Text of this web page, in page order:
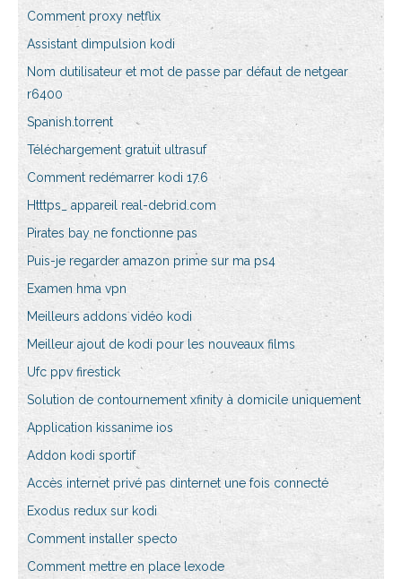
Comment proxy netflix
Assistant dimpulsion kodi
Nom dutilisateur et mot de passe par défaut de netgear
r6400
Spanish.torrent
Téléchargement gratuit ultrasuf
Comment redémarrer kodi 17.6
Htttps_ appareil real-debrid.com
Pirates bay ne fonctionne pas
Puis-je regarder amazon prime sur ma ps4
Examen hma vpn
Meilleurs addons vidéo kodi
Meilleur ajout de kodi pour les nouveaux films
Ufc ppv firestick
Solution de contournement xfinity à domicile uniquement
Application kissanime ios
Addon kodi sportif
Accès internet privé pas dinternet une fois connecté
Exodus redux sur kodi
Comment installer specto
Comment mettre en place lexode